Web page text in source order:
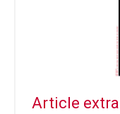
Article